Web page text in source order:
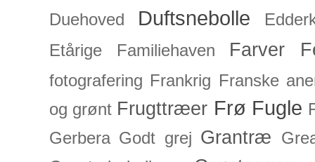
Duehoved Duftsnebolle
Etårige
Familiehaven Farver
fotografering Frankrig
Franske
og grønt Frugttræer Frø Fugle
Gerbera Godt grej Grantræ